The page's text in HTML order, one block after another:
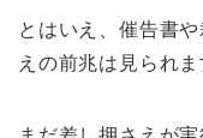
とはいえ、催告書
えの前兆は見られま